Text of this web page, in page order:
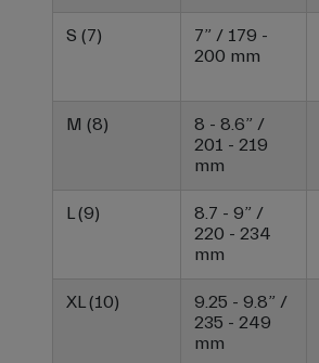
S (7)
7” / 179 -
200 mm
M (8)
8 - 8.6” /
201 - 219
mm
L (9)
8.7 - 9” /
220 - 234
mm
XL (10)
9.25 - 9.8” /
235 - 249
mm